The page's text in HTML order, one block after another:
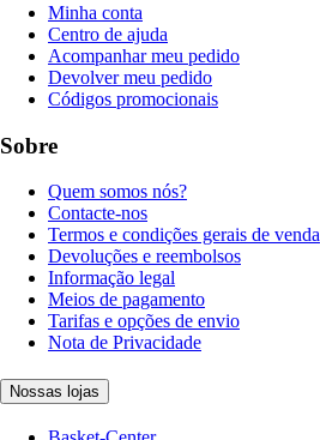
Minha conta
Centro de ajuda
Acompanhar meu pedido
Devolver meu pedido
Códigos promocionais
Sobre
Quem somos nós?
Contacte-nos
Termos e condições gerais de venda
Devoluções e reembolsos
Informação legal
Meios de pagamento
Tarifas e opções de envio
Nota de Privacidade
Nossas lojas